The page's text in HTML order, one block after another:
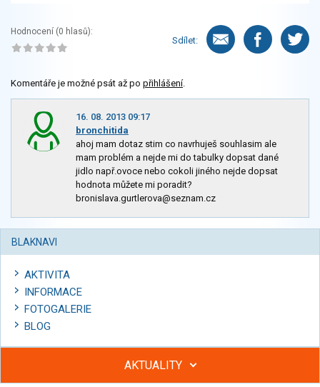
Hodnocení (0 hlasů):
Sdílet:
Komentáře je možné psát až po přihlášení.
16. 08. 2013 09:17
bronchitida
ahoj mam dotaz stim co navrhuješ souhlasim ale
mam problém a nejde mi do tabulky dopsat dané
jidlo např.ovoce nebo cokoli jiného nejde dopsat
hodnota můžete mi poradit?
bronislava.gurtlerova@seznam.cz
BLAKNAVI
AKTIVITA
INFORMACE
FOTOGALERIE
BLOG
AKTUALITY